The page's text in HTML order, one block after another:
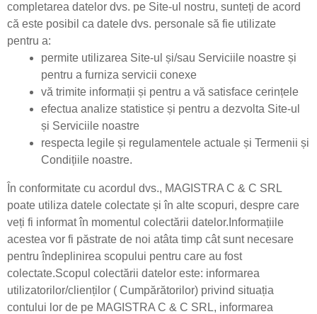
completarea datelor dvs. pe Site-ul nostru, sunteți de acord
că este posibil ca datele dvs. personale să fie utilizate
pentru a:
permite utilizarea Site-ul și/sau Serviciile noastre și
pentru a furniza servicii conexe
vă trimite informații și pentru a vă satisface cerințele
efectua analize statistice și pentru a dezvolta Site-ul
și Serviciile noastre
respecta legile și regulamentele actuale și Termenii și
Condițiile noastre.
În conformitate cu acordul dvs., MAGISTRA C & C SRL
poate utiliza datele colectate și în alte scopuri, despre care
veți fi informat în momentul colectării datelor.Informațiile
acestea vor fi păstrate de noi atâta timp cât sunt necesare
pentru îndeplinirea scopului pentru care au fost
colectate.Scopul colectării datelor este: informarea
utilizatorilor/clienților ( Cumpărătorilor) privind situația
contului lor de pe MAGISTRA C & C SRL, informarea